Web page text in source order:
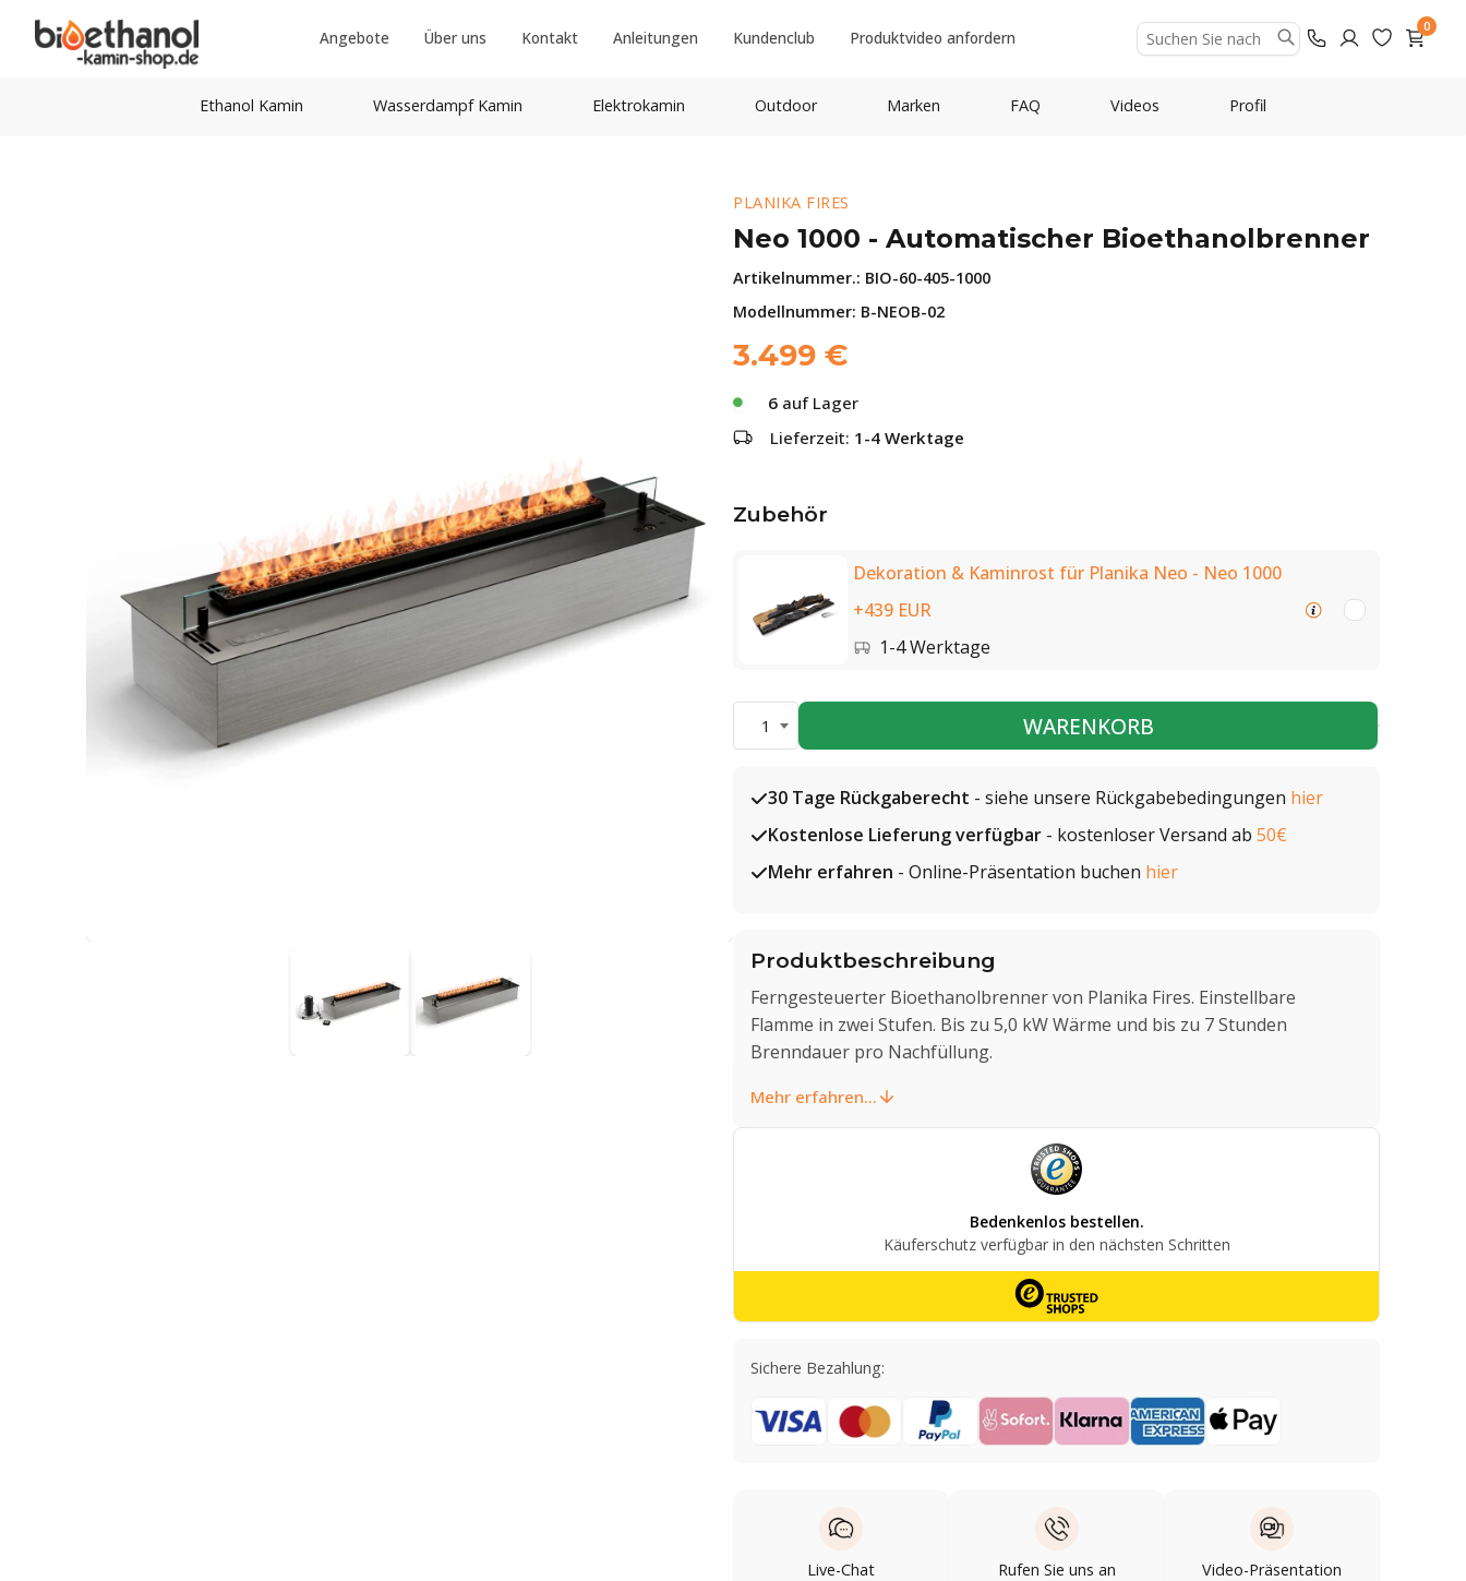
Angebote Über uns Kontakt Anleitungen Kundenclub Produktvideo anfordern
0
Ethanol Kamin Wasserdampf Kamin Elektrokamin Outdoor Marken FAQ Videos Profil
PLANIKA FIRES
Neo 1000 - Automatischer Bioethanolbrenner
Artikelnummer.: BIO-60-405-1000
Modellnummer: B-NEOB-02
3.499 €
6 auf Lager
Lieferzeit: 1-4 Werktage
Zubehör
Dekoration & Kaminrost für Planika Neo - Neo 1000
+439 EUR
1-4 Werktage
1 WARENKORB
30 Tage Rückgaberecht - siehe unsere Rückgabebedingungen hier
Kostenlose Lieferung verfügbar - kostenloser Versand ab 50€
Mehr erfahren - Online-Präsentation buchen hier
Produktbeschreibung
Ferngesteuerter Bioethanolbrenner von Planika Fires. Einstellbare
Flamme in zwei Stufen. Bis zu 5,0 kW Wärme und bis zu 7 Stunden
Brenndauer pro Nachfüllung.
Mehr erfahren...
Sichere Bezahlung:
Live-Chat
Rufen Sie uns an
Video-Präsentation